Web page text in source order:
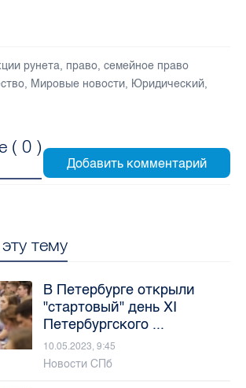
рунета, право, семейное право
, Мировые новости, Юридический,
( 0 )
тему
В Петербурге открыли
"стартовый" день XI
Петербургского ...
10.05.2023, 9:45
Новости СПб